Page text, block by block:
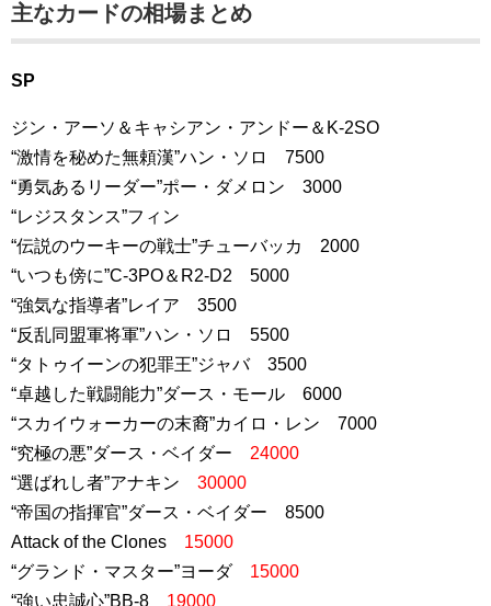
主なカードの相場まとめ
SP
ジン・アーソ＆キャシアン・アンドー＆K-2SO
“激情を秘めた無頼漢”ハン・ソロ 7500
“勇気あるリーダー”ポー・ダメロン 3000
“レジスタンス”フィン
“伝説のウーキーの戦士”チューバッカ 2000
“いつも傍に”C-3PO＆R2-D2 5000
“強気な指導者”レイア 3500
“反乱同盟軍将軍”ハン・ソロ 5500
“タトゥイーンの犯罪王”ジャバ 3500
“卓越した戦闘能力”ダース・モール 6000
“スカイウォーカーの末裔”カイロ・レン 7000
“究極の悪”ダース・ベイダー 24000
“選ばれし者”アナキン 30000
“帝国の指揮官”ダース・ベイダー 8500
Attack of the Clones 15000
“グランド・マスター”ヨーダ 15000
“強い忠誠心”BB-8 19000